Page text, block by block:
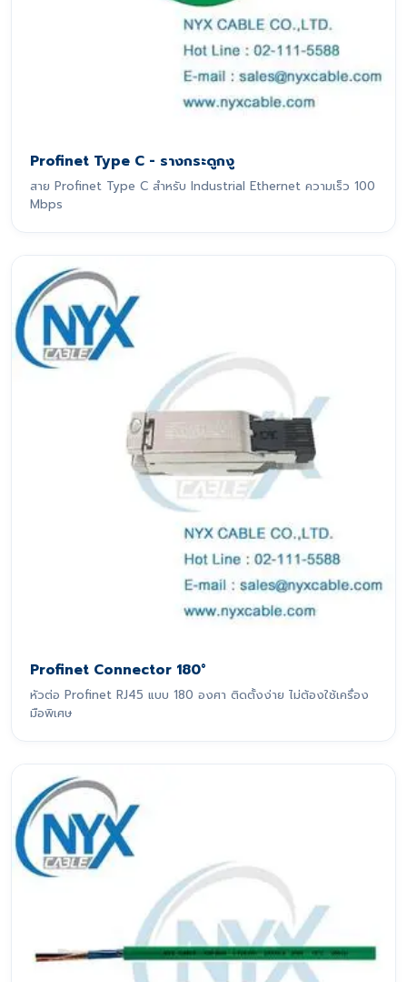
Profinet Type C - รางกระดูกงู
สาย Profinet Type C สำหรับ Industrial Ethernet ความเร็ว 100
Mbps
Profinet Connector 180°
หัวต่อ Profinet RJ45 แบบ 180 องศา ติดตั้งง่าย ไม่ต้องใช้เครื่อง
มือพิเศษ